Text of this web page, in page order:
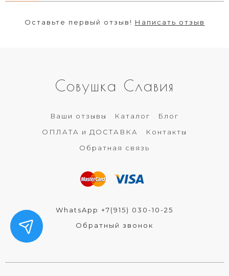
Оставьте первый отзыв! Написать отзыв
Совушка Славия
Ваши отзывы Каталог
Блог
ОПЛАТА и ДОСТАВКА
Контакты
Обратная связь
WhatsApp +7(915) 030-10-25
Обратный звонок